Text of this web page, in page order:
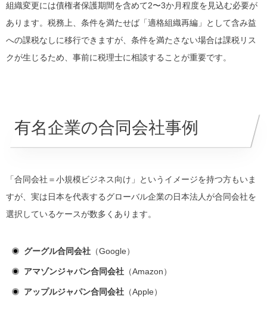
組織変更には債権者保護期間を含めて2〜3か月程度を見込む必要が
あります。税務上、条件を満たせば「適格組織再編」として含み益
への課税なしに移行できますが、条件を満たさない場合は課税リス
クが生じるため、事前に税理士に相談することが重要です。
有名企業の合同会社事例
「合同会社＝小規模ビジネス向け」というイメージを持つ方もいま
すが、実は日本を代表するグローバル企業の日本法人が合同会社を
選択しているケースが数多くあります。
グーグル合同会社 （Google）
アマゾンジャパン合同会社 （Amazon）
アップルジャパン合同会社 （Apple）